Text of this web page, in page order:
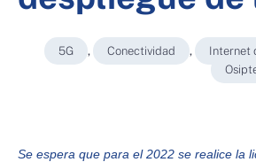
5G , Conectividad , Internet
Se espera que para el 2022 se realice la